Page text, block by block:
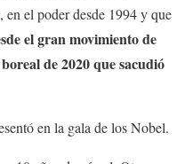
el poder desde 1994 y que
el gran movimiento de
de 2020 que sacudió
en la gala de los Nobel.